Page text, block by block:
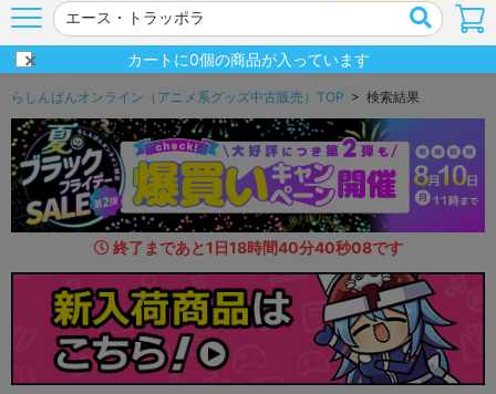
カートに0個の商品が入っています
らしんばんオンライン（アニメ系グッズ中古販売）TOP > 検索結果
終了まであと1日18時間40分38秒73です